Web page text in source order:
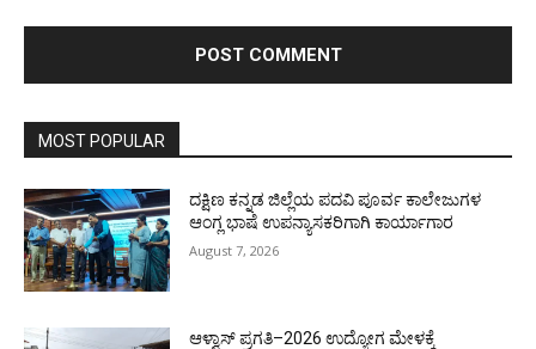
MOST POPULAR
ದಕ್ಷಿಣ ಕನ್ನಡ ಜಿಲ್ಲೆಯ ಪದವಿ ಪೂರ್ವ ಕಾಲೇಜುಗಳ
ಆಂಗ್ಲ ಭಾಷೆ ಉಪನ್ಯಾಸಕರಿಗಾಗಿ ಕಾರ್ಯಾಗಾರ
August 7, 2026
ಆಳ್ವಾಸ್ ಪ್ರಗತಿ–2026 ಉದ್ಯೋಗ ಮೇಳಕ್ಕೆ